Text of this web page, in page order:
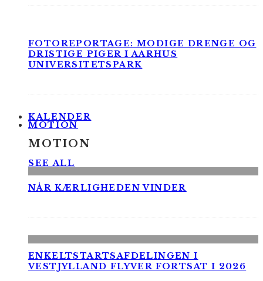
FOTOREPORTAGE: MODIGE DRENGE OG
DRISTIGE PIGER I AARHUS
UNIVERSITETSPARK
KALENDER
MOTION
MOTION
SEE ALL
NÅR KÆRLIGHEDEN VINDER
ENKELTSTARTSAFDELINGEN I
VESTJYLLAND FLYVER FORTSAT I 2026